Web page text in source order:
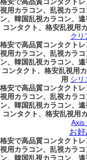
視用カラコン、乱視カラ
ン、韓国乱視カラコン、
コンタクト、格安乱視用
クリ
格安で高品質コンタクト
視用カラコン、乱視カラ
ン、韓国乱視カラコン、
コンタクト、格安乱視用
用 シリ
格安で高品質コンタクト
視用カラコン、乱視カラ
ン、韓国乱視カラコン、
コンタクト、格安乱視用
Axis
お
格安で高品質コンタクト
視用カラコン、乱視カラ
ン、韓国乱視カラコン、